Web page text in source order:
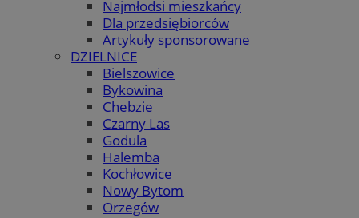
Najmłodsi mieszkańcy
Dla przedsiębiorców
Artykuły sponsorowane
DZIELNICE
Bielszowice
Bykowina
Chebzie
Czarny Las
Godula
Halemba
Kochłowice
Nowy Bytom
Orzegów